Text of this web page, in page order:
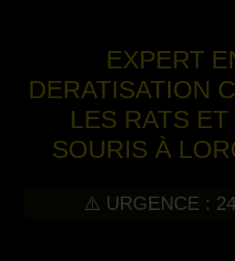
EXPERT
DERATISATION
LES RATS ET
SOURIS À
⚠️ URGENCE :